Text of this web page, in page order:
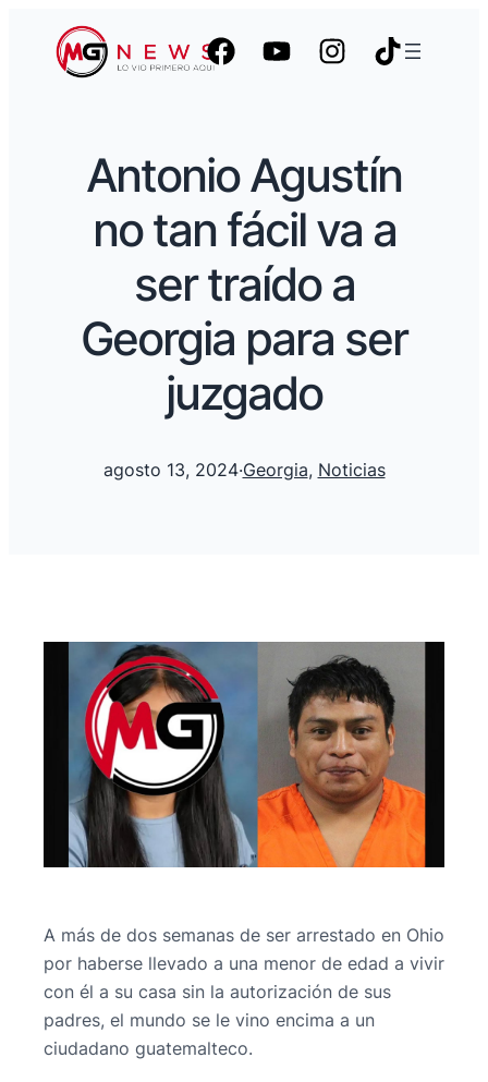
Antonio Agustín
no tan fácil va a
ser traído a
Georgia para ser
juzgado
agosto 13, 2024·Georgia, Noticias
A más de dos semanas de ser arrestado en Ohio
por haberse llevado a una menor de edad a vivir
con él a su casa sin la autorización de sus
padres, el mundo se le vino encima a un
ciudadano guatemalteco.